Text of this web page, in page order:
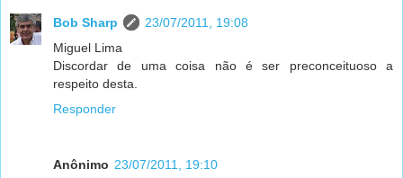
Bob Sharp
23/07/2011, 19:08
Miguel Lima
Discordar de uma coisa não é ser preconceituoso a
respeito desta.
Responder
Anônimo 23/07/2011, 19:10